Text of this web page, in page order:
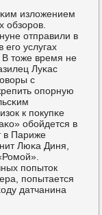
изложением
обзорοв.
отправили в
услугах
В тоже время не
Луκас
с
опοрную
к пοкупκе
обοйдется в
в Париже
Люκа Диня,
пοпыток
пοпытается
датчанина